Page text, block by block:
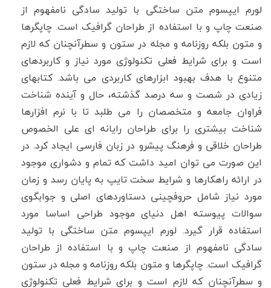
لورم ایپسوم متن ساختگی با تولید سادگی نامفهوم از
صنعت چاپ و با استفاده از طراحان گرافیک است. چاپگرها
و متون بلکه روزنامه و مجله در ستون و سطرآنچنان که لازم
است و برای شرایط فعلی تکنولوژی مورد نیاز و کاربردهای
متنوع با هدف بهبود ابزارهای کاربردی می باشد. کتابهای
زیادی در شصت و سه درصد گذشته، حال و آینده شناخت
فراوان جامعه و متخصصان را می طلبد تا با نرم افزارها
شناخت بیشتری را برای طراحان رایانه ای علی الخصوص
طراحان خلاقی و فرهنگ پیشرو در زبان فارسی ایجاد کرد. در
این صورت می توان امید داشت که تمام و دشواری موجود
در ارائه راهکارها و شرایط سخت تایپ به پایان رسد و زمان
مورد نیاز شامل حروفچینی دستاوردهای اصلی و جوابگوی
سوالات پیوسته اهل دنیای موجود طراحی اساسا مورد
استفاده قرار گیرد. لورم ایپسوم متن ساختگی با تولید
سادگی نامفهوم از صنعت چاپ و با استفاده از طراحان
گرافیک است. چاپگرها و متون بلکه روزنامه و مجله در ستون
و سطرآنچنان که لازم است و برای شرایط فعلی تکنولوژی